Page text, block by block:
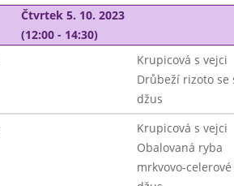
Čtvrtek 5. 10. 2023
(12:00 - 14:30)
Krupicová s vejci
Drůbeží rizoto se
džus
Krupicová s vejci
Obalovaná ryba
mrkvovo-